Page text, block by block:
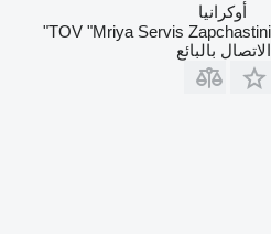
أوكرانيا
TOV "Mriya Servis Zapchastini"
الاتصال بالبائع